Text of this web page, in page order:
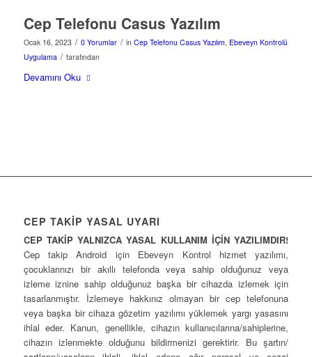
Cep Telefonu Casus Yazılım
Ocak 16, 2023 / 0 Yorumlar / in Cep Telefonu Casus Yazılım, Ebeveyn Kontrolü
Uygulama / tarafından
Devamını Oku
CEP TAKİP YASAL UYARI
CEP TAKİP YALNIZCA YASAL KULLANIM İÇİN YAZILIMDIR!
Cep takip Android için Ebeveyn Kontrol hizmet yazılımı,
çocuklarınızı bir akıllı telefonda veya sahip olduğunuz veya
izleme iznine sahip olduğunuz başka bir cihazda izlemek için
tasarlanmıştır. İzlemeye hakkınız olmayan bir cep telefonuna
veya başka bir cihaza gözetim yazılımı yüklemek yargı yasasını
ihlal eder. Kanun, genellikle, cihazın kullanıcılarına/sahiplerine,
cihazın izlenmekte olduğunu bildirmenizi gerektirir. Bu şartın/